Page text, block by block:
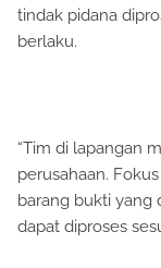
tindak pidana
berlaku.
“Tim di lapangan
perusahaan.
barang bukti yang
dapat diproses